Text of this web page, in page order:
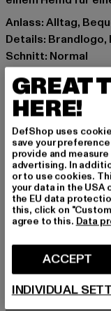
Anlass: Alltag,
Details:
Schnitt: Normal
Kat.: Oberteile
Farbe: grau
Hersteller Farbe:
Polyester, 20%
Art.Nr: 0008614-
Hersteller: Zabou
Shelley Road,
GB
GRÖSSE &
GREAT
HERE!
DefShop uses
save your
provide and
advertising. In
or to use cookies.
your data in the USA
the EU data
this, click on
agree to this. Data
ACCEPT
INDIVIDUAL